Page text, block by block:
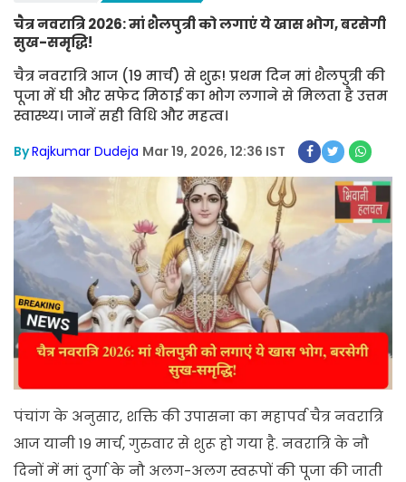
चैत्र नवरात्रि 2026: मां शैलपुत्री को लगाएं ये खास भोग, बरसेगी
सुख-समृद्धि!
चैत्र नवरात्रि आज (19 मार्च) से शुरू! प्रथम दिन मां शैलपुत्री की
पूजा में घी और सफेद मिठाई का भोग लगाने से मिलता है उत्तम
स्वास्थ्य। जानें सही विधि और महत्व।
ByRajkumar Dudeja Mar 19, 2026, 12:36 IST
पंचांग के अनुसार, शक्ति की उपासना का महापर्व चैत्र नवरात्रि
आज यानी 19 मार्च, गुरुवार से शुरू हो गया है. नवरात्रि के नौ
दिनों में मां दुर्गा के नौ अलग-अलग स्वरूपों की पूजा की जाती